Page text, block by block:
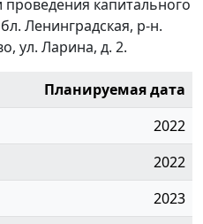
капитального
Ленинградская, р-н.
ул. Ларина, д. 2.
Планируемая дата
2022
2022
2023